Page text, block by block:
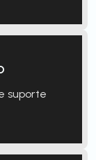
suporte